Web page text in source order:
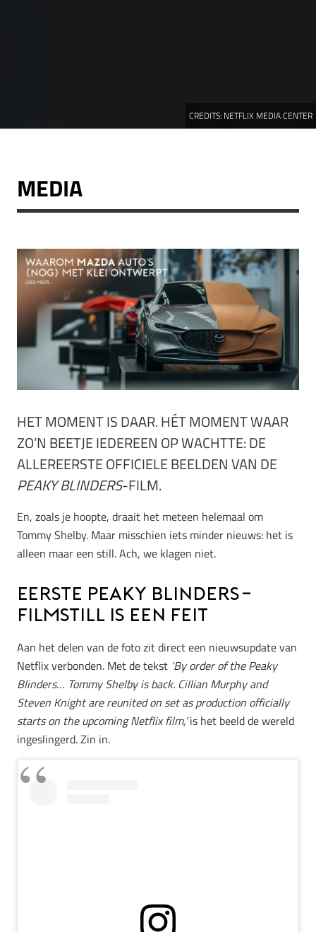
CREDITS: NETFLIX MEDIA CENTER
MEDIA
HET MOMENT IS DAAR. HÉT MOMENT WAAR
ZO’N BEETJE IEDEREEN OP WACHTTE: DE
ALLEREERSTE OFFICIELE BEELDEN VAN DE
PEAKY BLINDERS-FILM.
En, zoals je hoopte, draait het meteen helemaal om
Tommy Shelby. Maar misschien iets minder nieuws: het is
alleen maar een still. Ach, we klagen niet.
Eerste Peaky Blinders-
filmstill is een feit
Aan het delen van de foto zit direct een nieuwsupdate van
Netflix verbonden. Met de tekst ‘By order of the Peaky
Blinders… Tommy Shelby is back. Cillian Murphy and
Steven Knight are reunited on set as production officially
starts on the upcoming Netflix film,’is het beeld de wereld
ingeslingerd. Zin in.